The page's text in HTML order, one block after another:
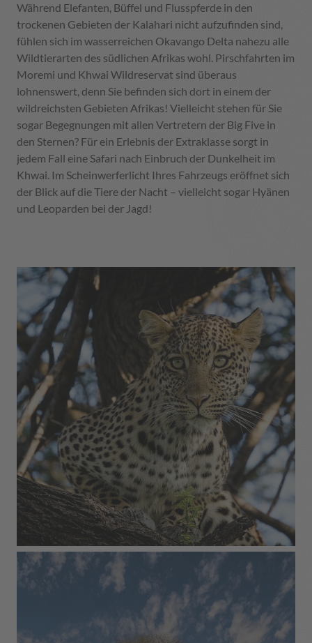
Während Elefanten, Büffel und Flusspferde in den
trockenen Gebieten der Kalahari nicht aufzufinden sind,
fühlen sich im wasserreichen Okavango Delta nahezu alle
Wildtierarten des südlichen Afrikas wohl. Pirschfahrten im
Moremi und Khwai Wildreservat sind überaus
lohnenswert, denn Sie befinden sich dort in einem der
wildreichsten Gebieten Afrikas! Vielleicht stehen für Sie
sogar Begegnungen mit allen Vertretern der Big Five in
den Sternen? Für ein Erlebnis der Extraklasse sorgt in
jedem Fall eine Safari nach Einbruch der Dunkelheit im
Khwai. Im Scheinwerferlicht Ihres Fahrzeugs eröffnet sich
der Blick auf die Tiere der Nacht – vielleicht sogar Hyänen
und Leoparden bei der Jagd!